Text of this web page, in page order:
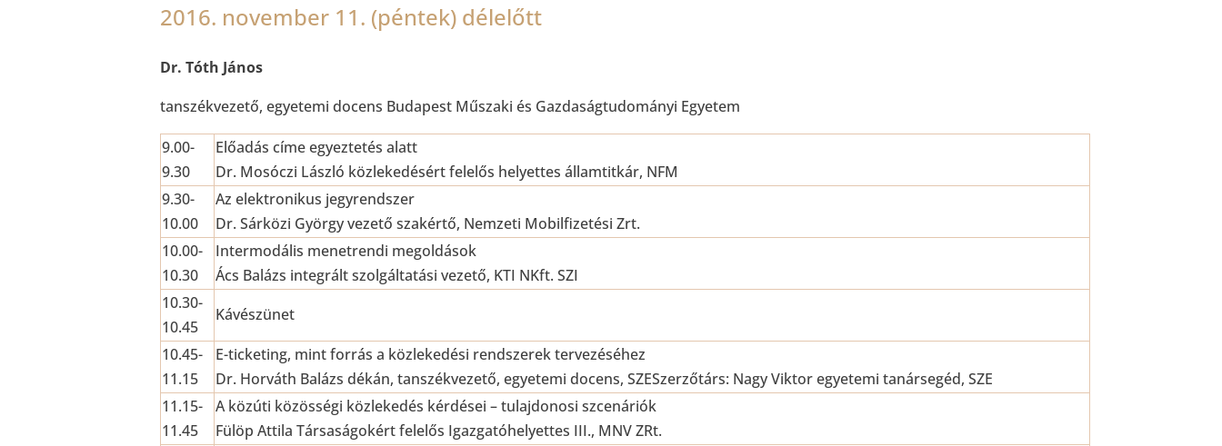
2016. november 11. (péntek) délelőtt
Dr. Tóth János
tanszékvezető, egyetemi docens Budapest Műszaki és Gazdaságtudományi Egyetem
9.00-
9.30
Előadás címe egyeztetés alatt
Dr. Mosóczi László közlekedésért felelős helyettes államtitkár, NFM
9.30-
10.00
Az elektronikus jegyrendszer
Dr. Sárközi György vezető szakértő, Nemzeti Mobilfizetési Zrt.
10.00-
10.30
Intermodális menetrendi megoldások
Ács Balázs integrált szolgáltatási vezető, KTI NKft. SZI
10.30-
10.45
Kávészünet
10.45-
11.15
E-ticketing, mint forrás a közlekedési rendszerek tervezéséhez
Dr. Horváth Balázs dékán, tanszékvezető, egyetemi docens, SZESzerzőtárs: Nagy Viktor egyetemi tanársegéd, SZE
11.15-
11.45
A közúti közösségi közlekedés kérdései – tulajdonosi szcenáriók
Fülöp Attila Társaságokért felelős Igazgatóhelyettes III., MNV ZRt.